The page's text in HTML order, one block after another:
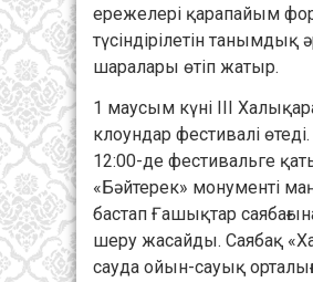
ережелері қарапайым
түсіндірілетін танымдық
шаралары өтіп жатыр.
1 маусым күні III
клоундар фестивалі өтеді.
12:00-де фестивальге
«Бәйтерек» монументі
бастап Ғашықтар
шеру жасайды. Саябақ
сауда ойын-сауық